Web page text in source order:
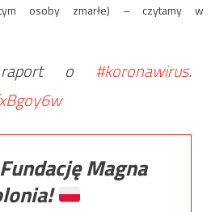
osoby zmarłe) – czytamy w
o #koronawirus.
Magna